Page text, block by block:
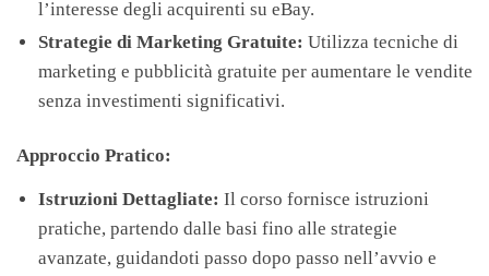
l’interesse degli acquirenti su eBay.
Strategie di Marketing Gratuite: Utilizza tecniche di
marketing e pubblicità gratuite per aumentare le vendite
senza investimenti significativi.
Approccio Pratico:
Istruzioni Dettagliate: Il corso fornisce istruzioni
pratiche, partendo dalle basi fino alle strategie
avanzate, guidandoti passo dopo passo nell’avvio e